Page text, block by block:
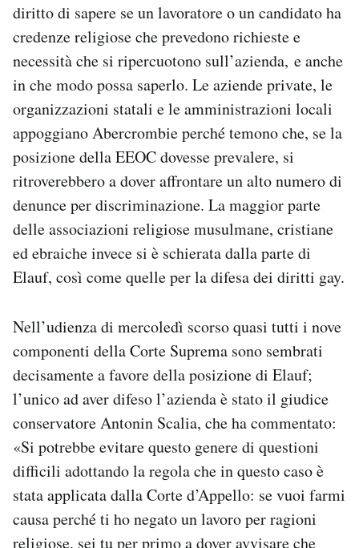
diritto di sapere se un lavoratore o un candidato ha
credenze religiose che prevedono richieste e
necessità che si ripercuotono sull’azienda, e anche
in che modo possa saperlo. Le aziende private, le
organizzazioni statali e le amministrazioni locali
appoggiano Abercrombie perché temono che, se la
posizione della EEOC dovesse prevalere, si
ritroverebbero a dover affrontare un alto numero di
denunce per discriminazione. La maggior parte
delle associazioni religiose musulmane, cristiane
ed ebraiche invece si è schierata dalla parte di
Elauf, così come quelle per la difesa dei diritti gay.
Nell’udienza di mercoledì scorso quasi tutti i nove
componenti della Corte Suprema sono sembrati
decisamente a favore della posizione di Elauf;
l’unico ad aver difeso l’azienda è stato il giudice
conservatore Antonin Scalia, che ha commentato:
«Si potrebbe evitare questo genere di questioni
difficili adottando la regola che in questo caso è
stata applicata dalla Corte d’Appello: se vuoi farmi
causa perché ti ho negato un lavoro per ragioni
religiose, sei tu per primo a dover avvisare che